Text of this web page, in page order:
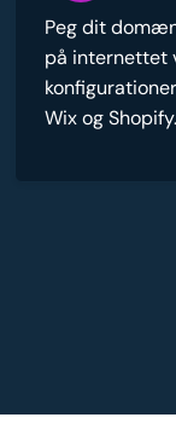
Peg dit
på internettet
Wix og Shopify.